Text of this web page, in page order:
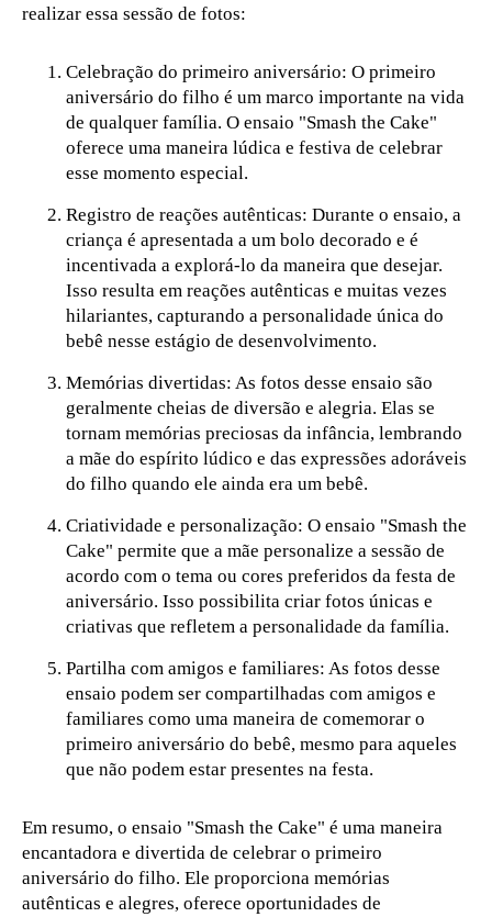
realizar essa sessão de fotos:
Celebração do primeiro aniversário: O primeiro
aniversário do filho é um marco importante na vida
de qualquer família. O ensaio "Smash the Cake"
oferece uma maneira lúdica e festiva de celebrar
esse momento especial.
Registro de reações autênticas: Durante o ensaio, a
criança é apresentada a um bolo decorado e é
incentivada a explorá-lo da maneira que desejar.
Isso resulta em reações autênticas e muitas vezes
hilariantes, capturando a personalidade única do
bebê nesse estágio de desenvolvimento.
Memórias divertidas: As fotos desse ensaio são
geralmente cheias de diversão e alegria. Elas se
tornam memórias preciosas da infância, lembrando
a mãe do espírito lúdico e das expressões adoráveis
do filho quando ele ainda era um bebê.
Criatividade e personalização: O ensaio "Smash the
Cake" permite que a mãe personalize a sessão de
acordo com o tema ou cores preferidos da festa de
aniversário. Isso possibilita criar fotos únicas e
criativas que refletem a personalidade da família.
Partilha com amigos e familiares: As fotos desse
ensaio podem ser compartilhadas com amigos e
familiares como uma maneira de comemorar o
primeiro aniversário do bebê, mesmo para aqueles
que não podem estar presentes na festa.
Em resumo, o ensaio "Smash the Cake" é uma maneira
encantadora e divertida de celebrar o primeiro
aniversário do filho. Ele proporciona memórias
autênticas e alegres, oferece oportunidades de